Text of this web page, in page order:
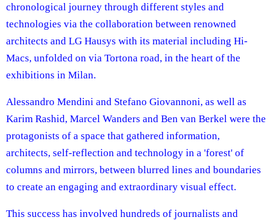
chronological journey through different styles and
technologies via the collaboration between renowned
architects and LG Hausys with its material including Hi-
Macs, unfolded on via Tortona road, in the heart of the
exhibitions in Milan.
Alessandro Mendini and Stefano Giovannoni, as well as
Karim Rashid, Marcel Wanders and Ben van Berkel were the
protagonists of a space that gathered information,
architects, self‑reflection and technology in a 'forest' of
columns and mirrors, between blurred lines and boundaries
to create an engaging and extraordinary visual effect.
This success has involved hundreds of journalists and